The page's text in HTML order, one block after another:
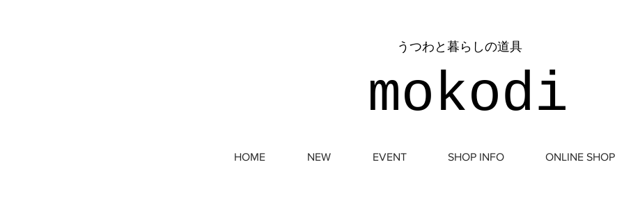
​うつわと暮らしの道具
mokodi
HOME NEW EVENT SHOP INFO ONLINE SHOP